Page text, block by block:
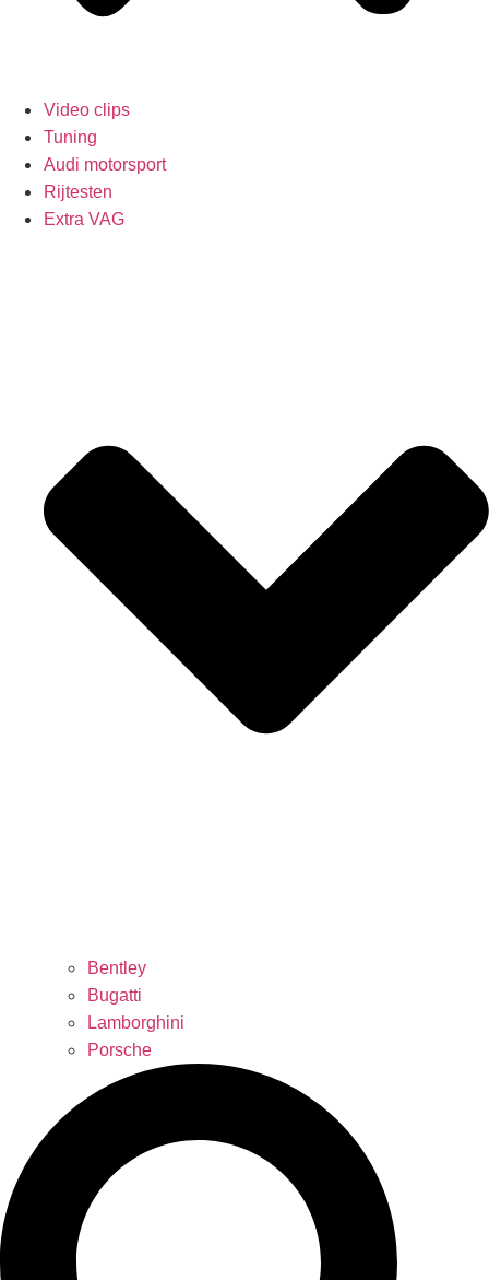
Video clips
Tuning
Audi motorsport
Rijtesten
Extra VAG
Bentley
Bugatti
Lamborghini
Porsche